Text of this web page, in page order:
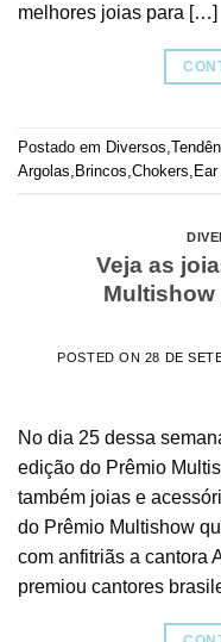
melhores joias para […]
Postado em Diversos,
Argolas, Brincos,Chokers,
Veja as
Multishow
POSTED ON 28 DE
No dia 25 dessa
edição do Prêmio
também joias e
do Prêmio Multishow
com anfitriãs a cantora
premiou cantores